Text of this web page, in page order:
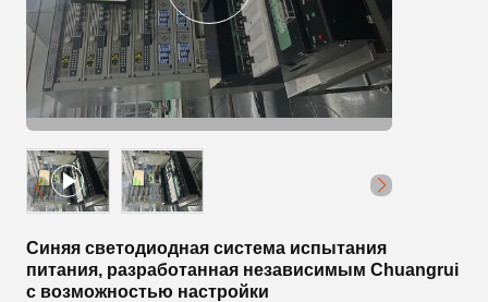
Синяя светодиодная система испытания
питания, разработанная независимым Chuangrui
с возможностью настройки